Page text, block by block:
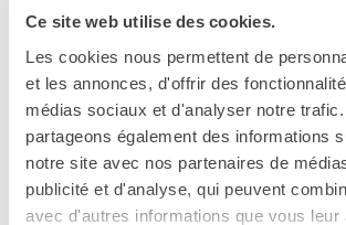
Ce site web utilise des cookies.
Les cookies nous permettent de
et les annonces, d'offrir des
médias sociaux et d'analyser notre
partageons également des informations
notre site avec nos partenaires de
publicité et d'analyse, qui peuvent
avec d'autres informations que vous leur
Corso di francese per
su IFCSL
Il nostro corso di lingua franceseè stato
una spinta in più alla tua attività, con
personalizzabili e adattabili a tutte le
ore e di frequenza, sia presso la nostra
presso l’azienda.